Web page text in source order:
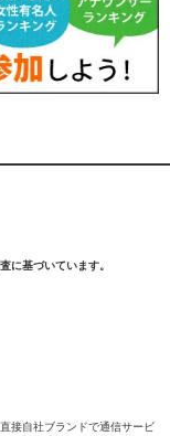
に基づいています。
接自社ブランドで通信サービ